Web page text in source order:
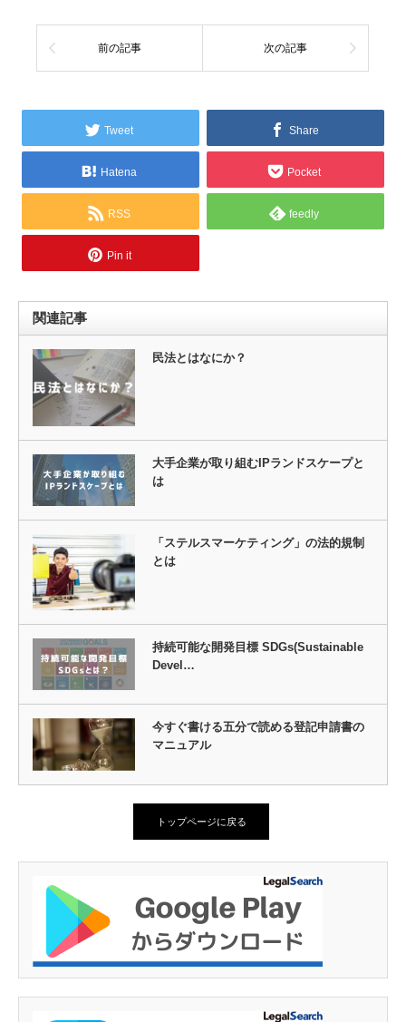
前の記事 次の記事
Tweet Share
Hatena Pocket
RSS feedly
Pin it
関連記事
民法とはなにか？
大手企業が取り組むIPランドスケープと
は
「ステルスマーケティング」の法的規制
とは
持続可能な開発目標 SDGs(Sustainable
Devel…
今すぐ書ける五分で読める登記申請書の
マニュアル
トップページに戻る